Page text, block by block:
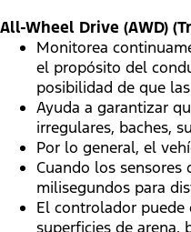
All-Wheel Drive (AWD)
Monitorea
el propósito del
posibilidad de que
Ayuda a garantizar
irregulares, baches,
Por lo general, el
Cuando los sensores
milisegundos para
El controlador puede
superficies de arena,